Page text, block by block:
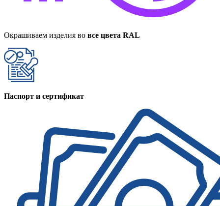
Окрашиваем изделия во все цвета RAL
Паспорт и сертификат